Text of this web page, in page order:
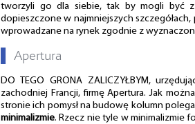
tworzyli go dla siebie, tak by mogli być
dopieszczone w najmniejszych
wprowadzane na rynek zgodnie z
Apertura
DO TEGO GRONA ZALICZYŁBYM,
zachodniej Francji, firmę Apertura. Jak
stronie ich pomysł na budowę kolumn
minimalizmie. Rzecz nie tyle w minimalizmie